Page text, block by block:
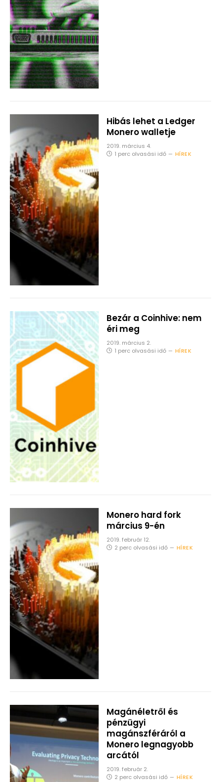
Hibás lehet a Ledger
Monero walletje
2019. március 4.
1 perc olvasási idő
HÍREK
Bezár a Coinhive: nem
éri meg
2019. március 2.
1 perc olvasási idő
HÍREK
Monero hard fork
március 9-én
2019. február 12.
2 perc olvasási idő
HÍREK
Magánéletről és
pénzügyi
magánszféráról a
Monero legnagyobb
arcától
2019. február 2.
2 perc olvasási idő
HÍREK